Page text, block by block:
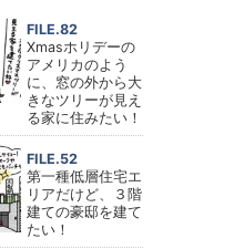
FILE.82
Xmasホリデーの
アメリカのよう
に、窓の外から大
きなツリーが見え
る家に住みたい！
FILE.52
第一種低層住宅エ
リアだけど、３階
建ての豪邸を建て
たい！